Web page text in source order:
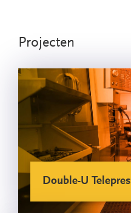
Projecten
Double-U